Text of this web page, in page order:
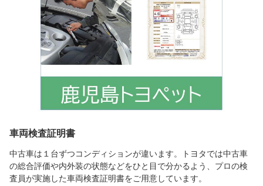
車両検査証明書
中古車は１台ずつコンディションが違います。トヨタでは中古車
の総合評価や内外装の状態などをひと目で分かるよう、プロの検
査員が実施した車両検査証明書をご用意しています。